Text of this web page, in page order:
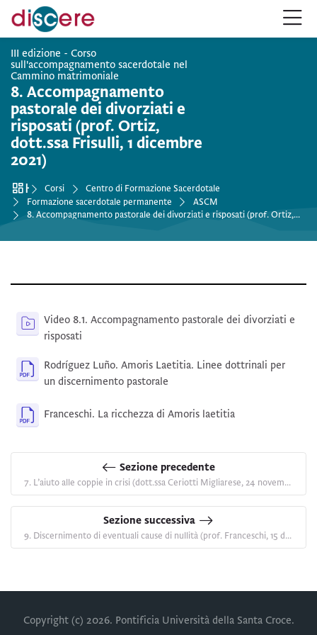
Salta alla navigazione
Salta al form login
Vai al contenuto principale
Salta alle opzioni accessibilità
Salta al footer
Salta opzioni accessibilità
III edizione - Corso
sull'accompagnamento sacerdotale nel
Cammino matrimoniale
8. Accompagnamento
pastorale dei divorziati e
risposati (prof. Ortiz,
dott.ssa Frisulli, 1 dicembre
2021)
Home
Corsi
Centro di Formazione Sacerdotale
Formazione sacerdotale permanente
ASCM
8. Accompagnamento pastorale dei divorziati e risposati (prof. Ortiz, dott.ssa Frisulli, 1 dicembre 2021)
Video 8.1. Accompagnamento pastorale dei divorziati e
risposati
Rodríguez Luño. Amoris Laetitia. Linee dottrinali per
un discernimento pastorale
Franceschi. La ricchezza di Amoris laetitia
Sezione precedente
7. L’aiuto alle coppie in crisi (dott.ssa Ceriotti Migliarese, 24 novembre 2021)
Sezione successiva
9. Discernimento di eventuali cause di nullità (prof. Franceschi, 15 dicembre 2021)
Copyright (c) 2026. Pontificia Università della Santa Croce.